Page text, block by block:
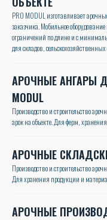
PRO MODUL изготавливает
заказчика. Мобильное
ограничений по длине и с
для складов,
АРОЧНЫЕ АНГАРЫ
MODUL
Производство и строительство
арок на объекте. Для ферм,
АРОЧНЫЕ
Производство и строительство
Для хранения продукции и
АРОЧНЫЕ